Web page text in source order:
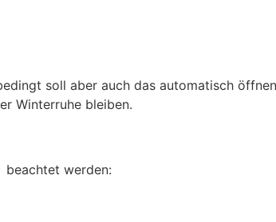
soll aber auch das automatisch
Winterruhe bleiben.
beachtet werden: